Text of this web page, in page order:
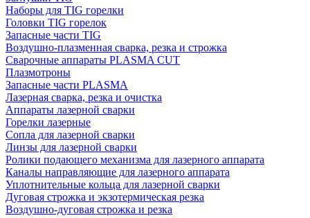
Наборы для TIG горелки
Головки TIG горелок
Запасные части TIG
Воздушно-плазменная сварка, резка и строжка
Сварочные аппараты PLASMA CUT
Плазмотроны
Запасные части PLASMA
Лазерная сварка, резка и очистка
Аппараты лазерной сварки
Горелки лазерные
Сопла для лазерной сварки
Линзы для лазерной сварки
Ролики подающего механизма для лазерного аппарата
Каналы направляющие для лазерного аппарата
Уплотнительные кольца для лазерной сварки
Дуговая строжка и экзотермическая резка
Воздушно-дуговая строжка и резка